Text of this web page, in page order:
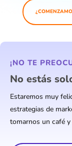
¡NO TE
No estás
Estaremos muy
estrategias de
tomarnos un café